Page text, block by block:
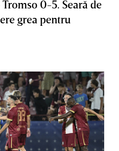
0-5. Seară de
grea pentru